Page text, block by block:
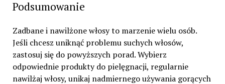
Podsumowanie
Zadbane i nawilżone włosy to marzenie wielu osób.
Jeśli chcesz uniknąć problemu suchych włosów,
zastosuj się do powyższych porad. Wybierz
odpowiednie produkty do pielęgnacji, regularnie
nawilżaj włosy, unikaj nadmiernego używania gorących